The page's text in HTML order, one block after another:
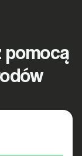
pomocą